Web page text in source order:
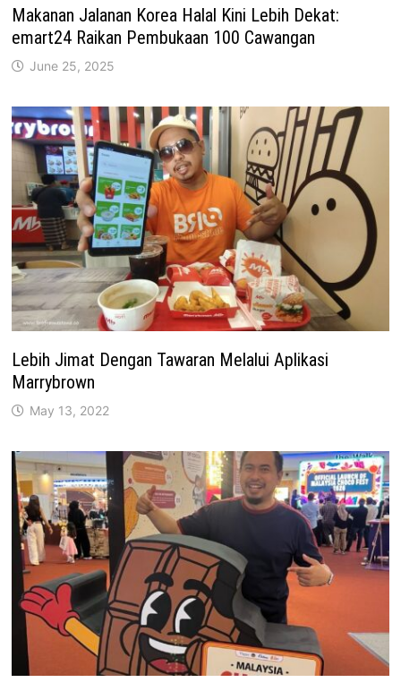
Makanan Jalanan Korea Halal Kini Lebih Dekat:
emart24 Raikan Pembukaan 100 Cawangan
June 25, 2025
Lebih Jimat Dengan Tawaran Melalui Aplikasi
Marrybrown
May 13, 2022